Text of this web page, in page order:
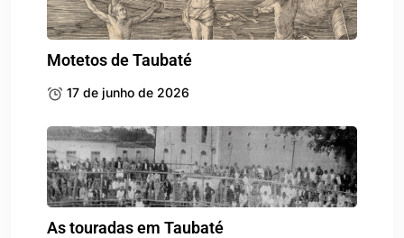
Motetos de Taubaté
17 de junho de 2026
As touradas em Taubaté